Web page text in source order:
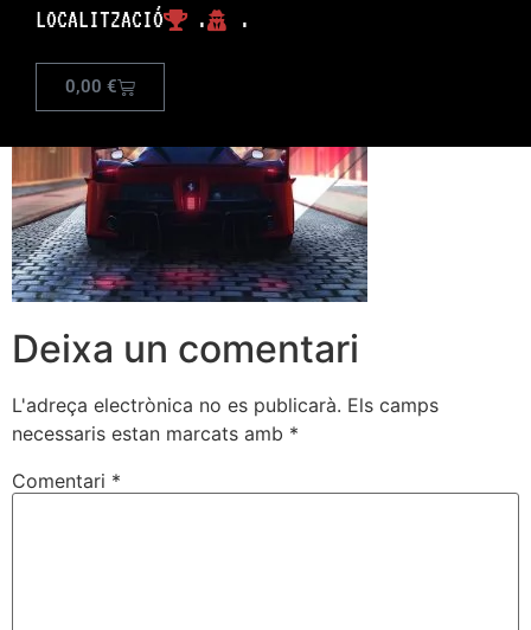
LOCALITZACIÓ
. .
0,00 €
Asphalt-92-2
Deixa un comentari
L'adreça electrònica no es publicarà. Els camps
necessaris estan marcats amb *
Comentari *